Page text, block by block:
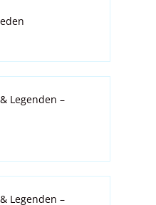
Legenden –
Legenden –